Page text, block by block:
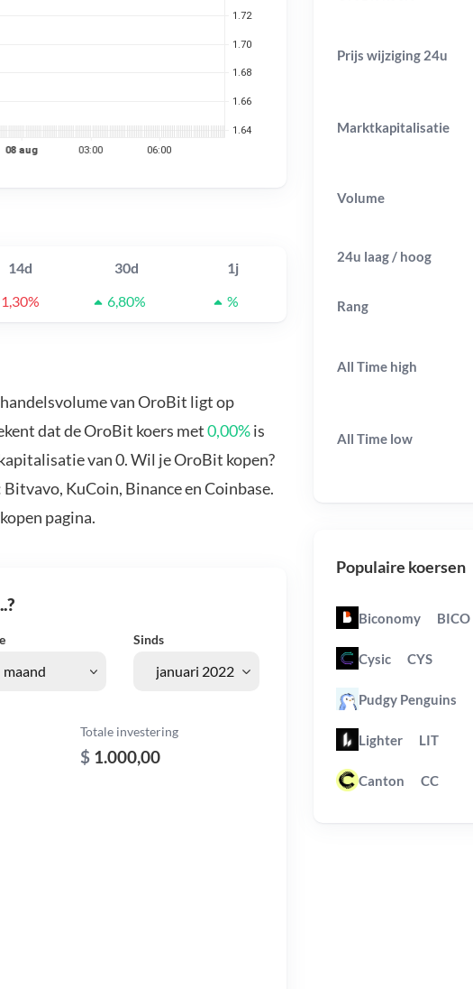
14d 30d
1j
1,30% 6,80% %
van OroBit ligt op
dat de OroBit koers met0,00%is
van 0. Wil je OroBit kopen?
KuCoin, Binance en Coinbase.
pagina.
Sinds
Totale investering
$ 1.000,00
Prijs wijziging 24u
Marktkapitalisatie
Volume
24u laag / hoog
Rang
All Time high
All Time low
Populaire koersen
Biconomy BICO
Cysic CYS
Pudgy Penguins
Lighter LIT
Canton CC